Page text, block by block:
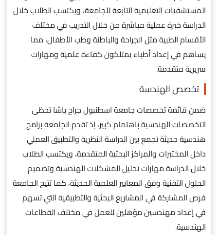
المستشفيات التعليمية التابعة للجامعة، ويكتسب الطلاب خلال
الدراسة خبرة عملية مباشرة من خلال التدريب في مختلف
الأقسام الطبية مثل الجراحة والباطنة وطب الأطفال، مما
يساهم في إعداد أطباء يمتلكون كفاءة علمية ومهارات
سريرية متقدمة.
تخصص الهندسة
ضمن قائمة تخصصات جامعة اسطنبول جراح باشا تحظى
التخصصات الهندسية باهتمام كبير، إذ تقدم الجامعة برامج
هندسية حديثة تجمع بين الدراسة النظرية والتطبيق العملي
داخل المختبرات والمراكز البحثية المتقدمة، ويكتسب الطلاب
خلال الدراسة مهارات تحليل المشكلات الهندسية وتصميم
الحلول التقنية وفق المعايير العلمية الحديثة، كما تتيح الجامعة
فرص المشاركة في المشاريع البحثية والتطبيقية التي تسهم
في إعداد مهندسين مؤهلين للعمل في مختلف القطاعات
الهندسية.